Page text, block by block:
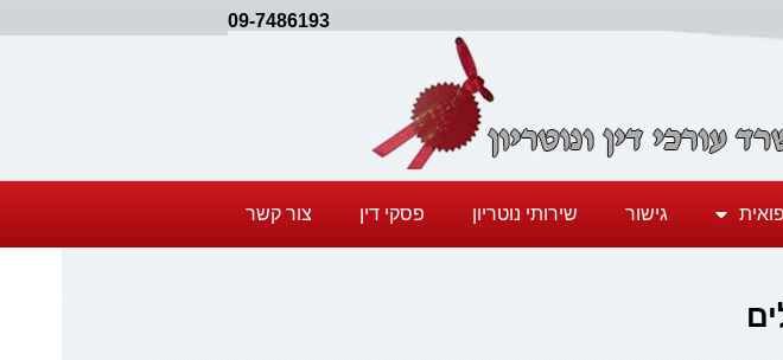
09-7486193
גישור שירותי נוטריון פסקי דין צור קשר